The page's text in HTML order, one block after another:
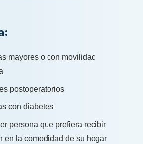
mayores o con movilidad
postoperatorios
con diabetes
persona que prefiera recibir
en la comodidad de su hogar